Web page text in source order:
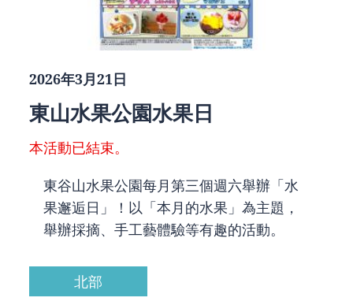
2026年3月21日
東山水果公園水果日
本活動已結束。
東谷山水果公園每月第三個週六舉辦「水
果邂逅日」！以「本月的水果」為主題，
舉辦採摘、手工藝體驗等有趣的活動。
北部